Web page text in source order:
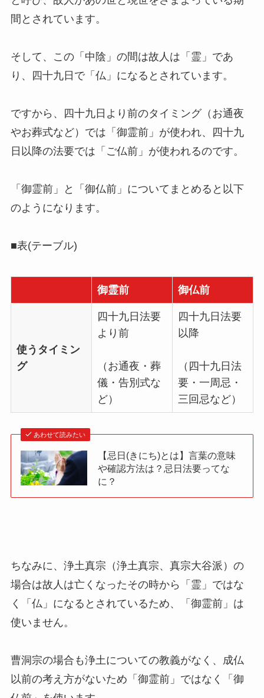
間とされています。
そして、この「中陰」の間は故人は「霊」であ
り、四十九日で「仏」になるとされています。
ですから、四十九日より前のタイミング（お通夜
やお葬式など）では「御霊前」が使われ、四十九
日以降の法要では「ご仏前」が使われるのです。
「御霊前」と「御仏前」についてまとめると以下
のようになります。
■表(テーブル)
御霊前 御仏前
使うタイミン
グ
四十九日法要
より前
（お通夜・葬
儀・告別式な
ど）
四十九日法要
以降
（四十九日法
要・一周忌・
三回忌など）
あわせて読みたい
【忌日(きにち)とは】言葉の意味
や確認方法は？忌日法要ってな
に？
ちなみに、浄土真宗（浄土真宗、真宗大谷派）の
場合は故人は亡くなったその時から「霊」ではな
く「仏」になるとされているため、「御霊前」は
使いません。
曹洞宗の場合も浄土についての教義がなく、成仏
以前の考え方がないため「御霊前」ではなく「御